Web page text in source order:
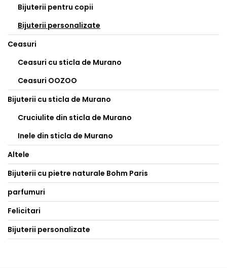
Bijuterii pentru copii
Bijuterii personalizate
Ceasuri
Ceasuri cu sticla de Murano
Ceasuri OOZOO
Bijuterii cu sticla de Murano
Cruciulite din sticla de Murano
Inele din sticla de Murano
Altele
Bijuterii cu pietre naturale Bohm Paris
parfumuri
Felicitari
Bijuterii personalizate